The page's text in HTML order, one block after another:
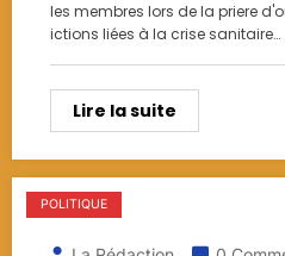
les membres lors de la priere
ictions liées à la crise sanitaire…
Lire la suite
POLITIQUE